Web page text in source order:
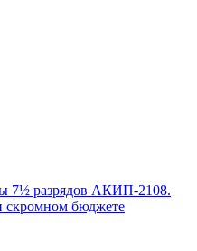
7½ разрядов АКИП-2108.
скромном бюджете